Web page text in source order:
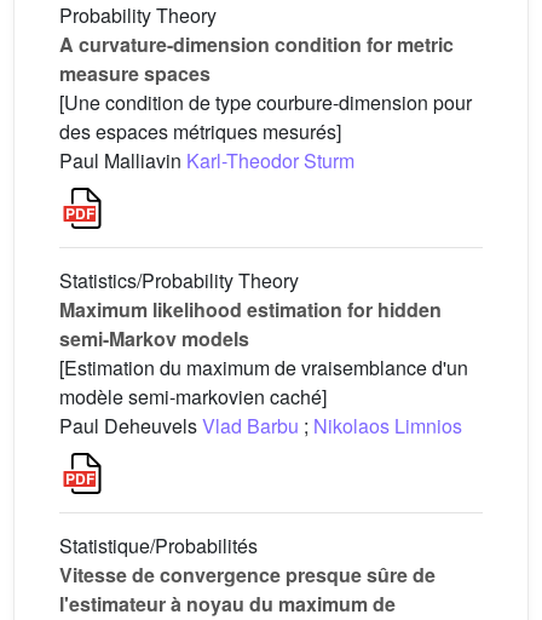
Probability Theory
A curvature-dimension condition for metric
measure spaces
[Une condition de type courbure-dimension pour
des espaces métriques mesurés]
Paul Malliavin Karl-Theodor Sturm
Statistics/Probability Theory
Maximum likelihood estimation for hidden
semi-Markov models
[Estimation du maximum de vraisemblance d'un
modèle semi-markovien caché]
Paul DeheuvelsVlad Barbu ; Nikolaos Limnios
Statistique/Probabilités
Vitesse de convergence presque sûre de
l'estimateur à noyau du maximum de